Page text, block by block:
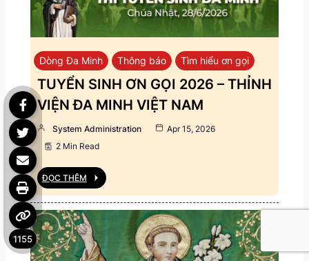
Dòng Đa Minh Thông báo Tìm hiểu ơn gọi
TUYỂN SINH ƠN GỌI 2026 – THỈNH
VIỆN ĐA MINH VIỆT NAM
System Administration
Apr 15, 2026
2 Min Read
ĐỌC THÊM
1155